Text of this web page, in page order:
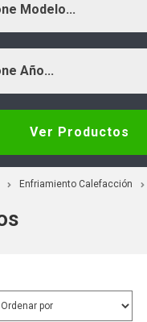
Modelo...
Año...
Ver Productos
Enfriamiento Calefacción